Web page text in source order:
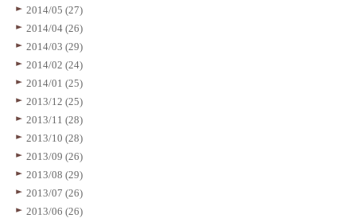
2014/05 (27)
2014/04 (26)
2014/03 (29)
2014/02 (24)
2014/01 (25)
2013/12 (25)
2013/11 (28)
2013/10 (28)
2013/09 (26)
2013/08 (29)
2013/07 (26)
2013/06 (26)